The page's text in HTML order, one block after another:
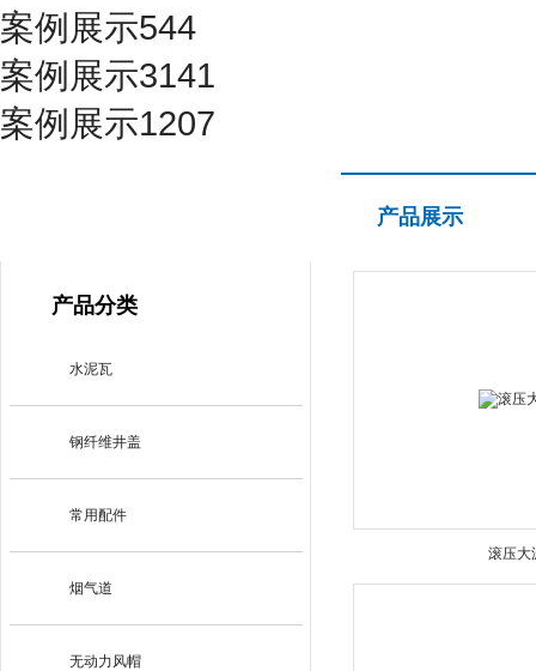
案例展示544
案例展示3141
案例展示1207
产品分类
水泥瓦
钢纤维井盖
常用配件
烟气道
无动力风帽
产品展示
滚压大